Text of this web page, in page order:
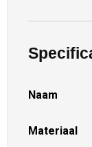
Naam
Materiaal